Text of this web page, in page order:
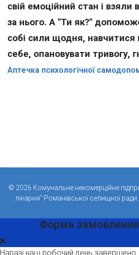
свій емоційний стан і взяли
за нього. А "Ти як?"
собі сили щодня, навчитися
себе, опановувати тривогу,
Аптечка психологічної
© 2026 Комунальне некомерційне
лікарня" Романівської селищної
Форма замовлення
Наразі наш робочий день